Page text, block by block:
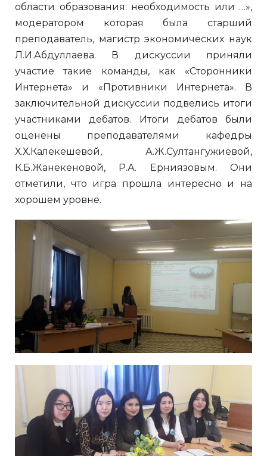
области образования: необходимость или …»,
модератором которая была старший
преподаватель, магистр экономических наук
Л.И.Абдуллаева. В дискуссии приняли
участие такие команды, как «Сторонники
Интернета» и «Противники Интернета». В
заключительной дискуссии подвелись итоги
участниками дебатов. Итоги дебатов были
оценены преподавателями кафедры
Х.Х.Калекешевой, А.Ж.Султангужиевой,
К.Б.Жанекеновой, Р.А. Ерниязовым. Они
отметили, что игра прошла интересно и на
хорошем уровне.